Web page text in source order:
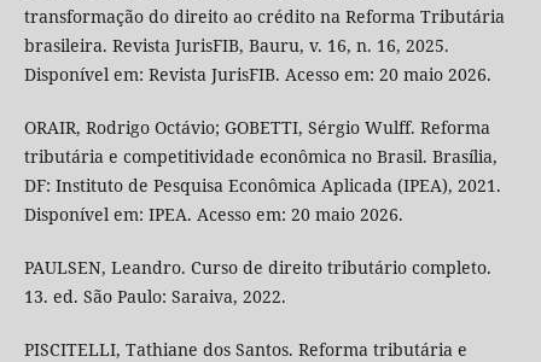
transformação do direito ao crédito na Reforma Tributária
brasileira. Revista JurisFIB, Bauru, v. 16, n. 16, 2025.
Disponível em: Revista JurisFIB. Acesso em: 20 maio 2026.
ORAIR, Rodrigo Octávio; GOBETTI, Sérgio Wulff. Reforma
tributária e competitividade econômica no Brasil. Brasília,
DF: Instituto de Pesquisa Econômica Aplicada (IPEA), 2021.
Disponível em: IPEA. Acesso em: 20 maio 2026.
PAULSEN, Leandro. Curso de direito tributário completo.
13. ed. São Paulo: Saraiva, 2022.
PISCITELLI, Tathiane dos Santos. Reforma tributária e